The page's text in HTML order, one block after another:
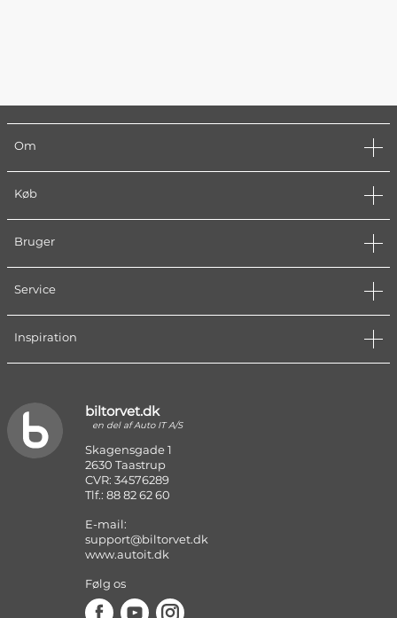
Om
Køb
Bruger
Service
Inspiration
biltorvet.dk
en del af Auto IT A/S
Skagensgade 1
2630 Taastrup
CVR: 34576289
Tlf.: 88 82 62 60
E-mail:
support@biltorvet.dk
www.autoit.dk
Følg os